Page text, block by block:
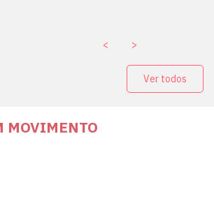
< >
Ver todos
MOVIMENTO